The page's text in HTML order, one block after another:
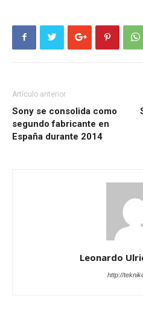
Artículo anterior
Sony se consolida como
segundo fabricante en
España durante 2014
Leonardo
http://